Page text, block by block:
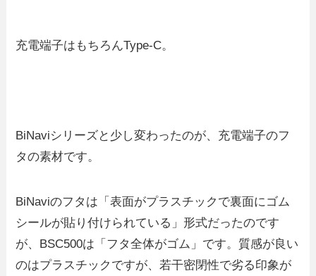
充電端子はもちろんType-C。
BiNaviシリーズと少し変わったのが、充電端子のフ
タの素材です。
BiNaviのフタは「表面がプラスチックで裏面にゴム
シールが貼り付けられている」形式だったのです
が、BSC500は「フタ全体がゴム」です。質感が良い
のはプラスチックですが、若干密閉性で劣る印象が